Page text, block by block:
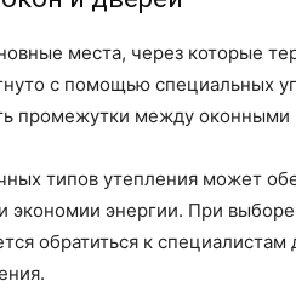
места, через которые
с помощью специальных
промежутки между оконными
типов утепления может
экономии энергии. При
обратиться к